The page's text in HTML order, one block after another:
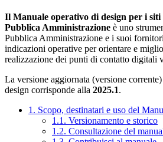
Il Manuale operativo di design per i
Pubblica Amministrazione è uno
Pubblica Amministrazione e i suoi
indicazioni operative per orientare e
realizzazione dei punti di contatto digitali
La versione aggiornata (versione
design corrisponde alla 2025.1.
1. Scopo, destinatari e uso del
1.1. Versionamento e storico
1.2. Consultazione del